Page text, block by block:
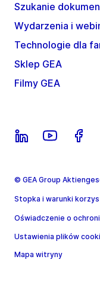
Szukanie
Wydarzenia i
Technologie dla
Sklep GEA
Filmy GEA
© GEA Group
Stopka i warunki
Oświadczenie o
Ustawienia plików
Mapa witryny